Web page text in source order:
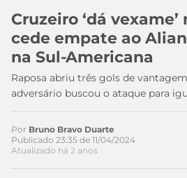
DE
APOSTA
MELHORES
SITES
DE
APOSTAS
2026
COPA
DO
MUNDO
TIMES
MEU
TIME
CAMPEONATOS
Cruzeiro ‘dá
cede empate ao
na Sul-Americana
Raposa abriu três gols de
adversário buscou o ataque para
Por Bruno Bravo Duarte
Publicado 23:35 de 11/04/2024
Atualizado há 2 anos